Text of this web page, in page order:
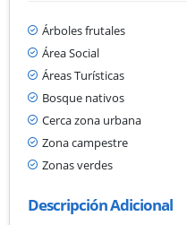
Árboles frutales
Área Social
Áreas Turísticas
Bosque nativos
Cerca zona urbana
Zona campestre
Zonas verdes
Descripción Adicional